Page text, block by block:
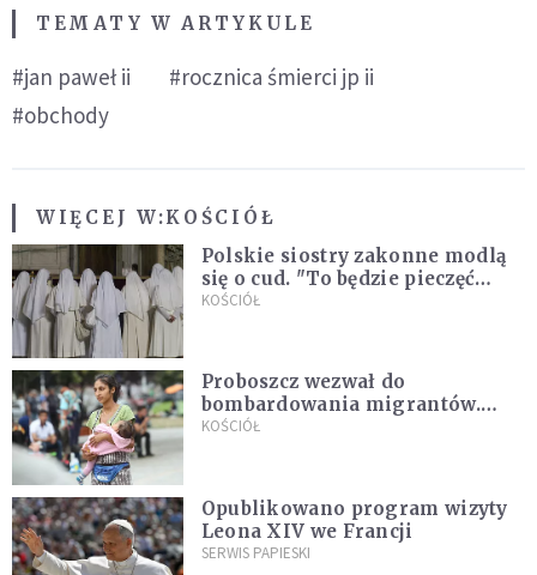
TEMATY W ARTYKULE
#jan paweł ii
#rocznica śmierci jp ii
#obchody
WIĘCEJ W:KOŚCIÓŁ
Polskie siostry zakonne modlą
się o cud. "To będzie pieczęć
Pana Boga dla naszej wiary"
KOŚCIÓŁ
Proboszcz wezwał do
bombardowania migrantów.
"Masowy ogień przeciwko
KOŚCIÓŁ
Opublikowano program wizyty
Leona XIV we Francji
SERWIS PAPIESKI